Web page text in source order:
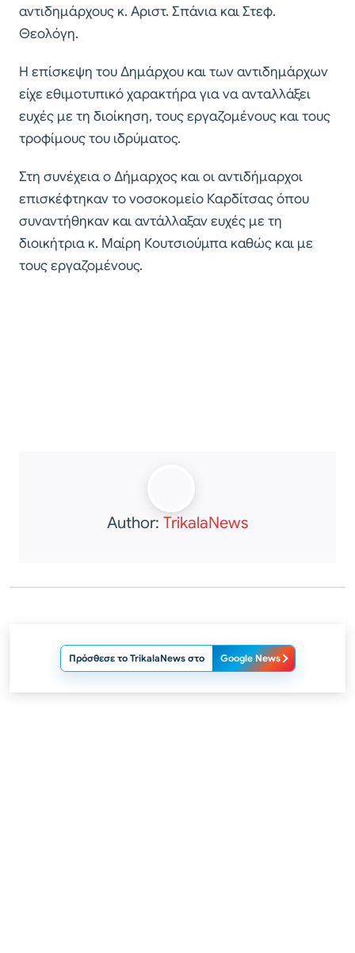
αντιδημάρχους κ. Αριστ. Σπάνια και Στεφ.
Θεολόγη.
Η επίσκεψη του Δημάρχου και των αντιδημάρχων
είχε εθιμοτυπικό χαρακτήρα για να ανταλλάξει
ευχές με τη διοίκηση, τους εργαζομένους και τους
τροφίμους του ιδρύματος.
Στη συνέχεια ο Δήμαρχος και οι αντιδήμαρχοι
επισκέφτηκαν το νοσοκομείο Καρδίτσας όπου
συναντήθηκαν και αντάλλαξαν ευχές με τη
διοικήτρια κ. Μαίρη Κουτσιούμπα καθώς και με
τους εργαζομένους.
Author: TrikalaNews
Πρόσθεσε το TrikalaNews στο Google News